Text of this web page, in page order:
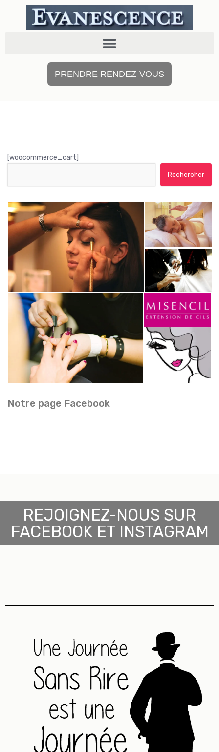
PRENDRE RENDEZ-VOUS
[woocommerce_cart]
Notre page Facebook
REJOIGNEZ-NOUS SUR
FACEBOOK ET INSTAGRAM